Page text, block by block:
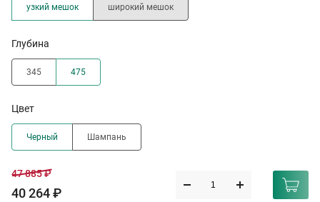
узкий мешок широкий мешок
Глубина
345 475
Цвет
Черный Шампань
47 885 ₽
40 264 ₽